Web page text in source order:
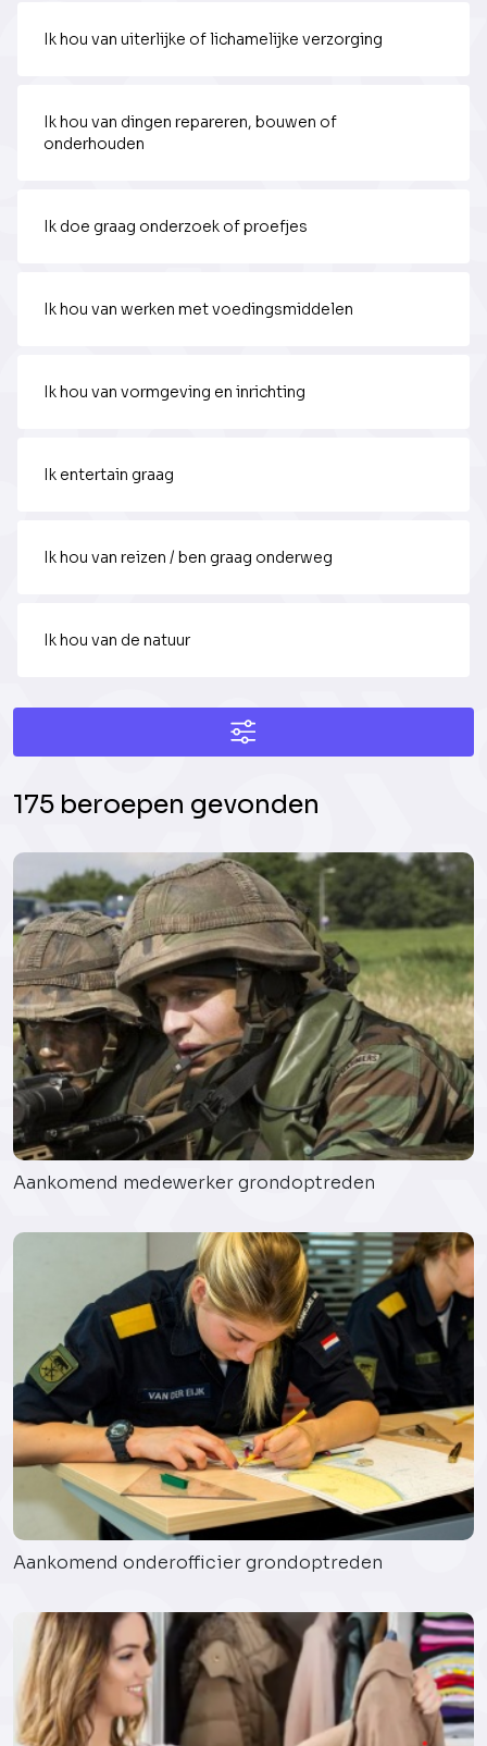
Ik hou van uiterlijke of lichamelijke verzorging
Ik hou van dingen repareren, bouwen of
onderhouden
Ik doe graag onderzoek of proefjes
Ik hou van werken met voedingsmiddelen
Ik hou van vormgeving en inrichting
Ik entertain graag
Ik hou van reizen / ben graag onderweg
Ik hou van de natuur
175 beroepen gevonden
Aankomend medewerker grondoptreden
Aankomend onderofficier grondoptreden